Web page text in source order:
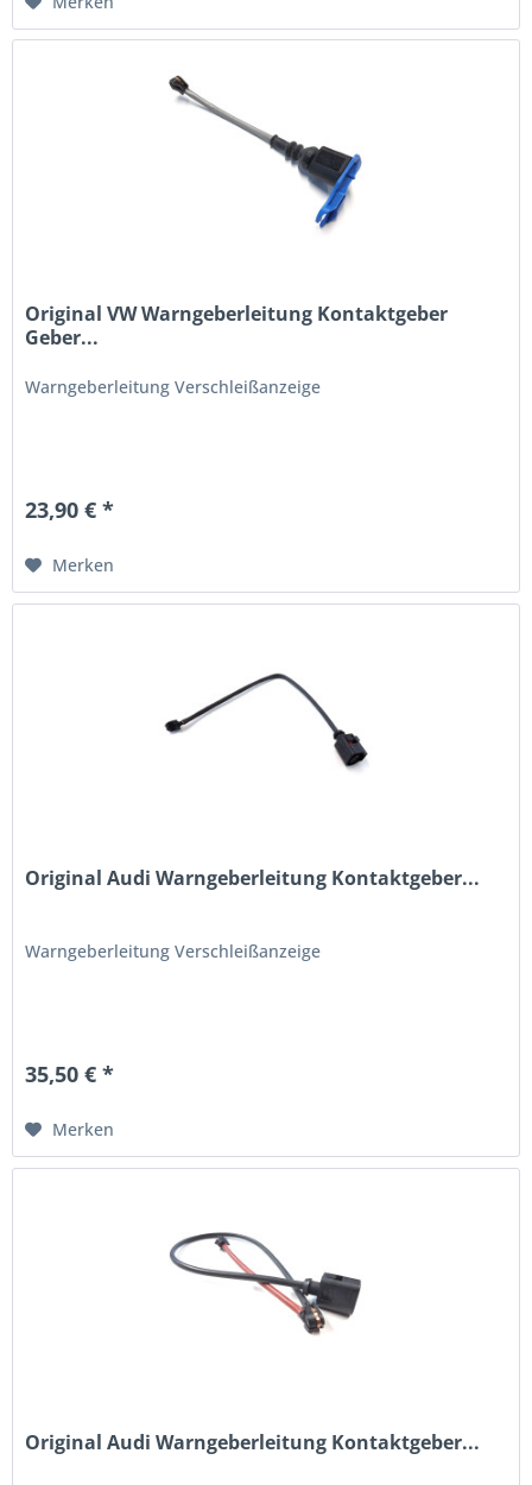
Original VW Warngeberleitung Kontaktgeber
Geber...
Warngeberleitung Verschleißanzeige
23,90 € *
Merken
Original Audi Warngeberleitung Kontaktgeber...
Warngeberleitung Verschleißanzeige
35,50 € *
Merken
Original Audi Warngeberleitung Kontaktgeber...